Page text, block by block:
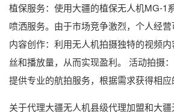
植保服务：使用大疆的植保无人机MG-1
喷洒服务。由于市场竞争激烈，个人经
内容创作：利用无人机拍摄独特的视频
丝和播放量，从而实现盈利。 活动拍摄
提供专业的航拍服务，根据需求获得相应
关于代理大疆无人机县级代理加盟和大